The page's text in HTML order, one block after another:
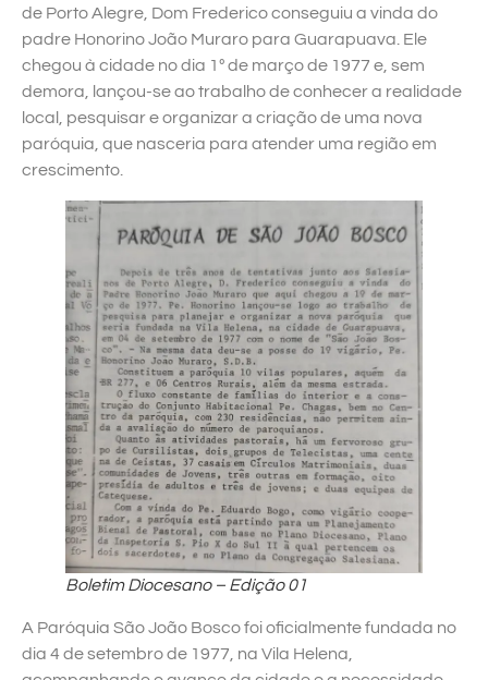
de Porto Alegre, Dom Frederico conseguiu a vinda do
padre Honorino João Muraro para Guarapuava. Ele
chegou à cidade no dia 1º de março de 1977 e, sem
demora, lançou-se ao trabalho de conhecer a realidade
local, pesquisar e organizar a criação de uma nova
paróquia, que nasceria para atender uma região em
crescimento.
Boletim Diocesano – Edição 01
A Paróquia São João Bosco foi oficialmente fundada no
dia 4 de setembro de 1977, na Vila Helena,